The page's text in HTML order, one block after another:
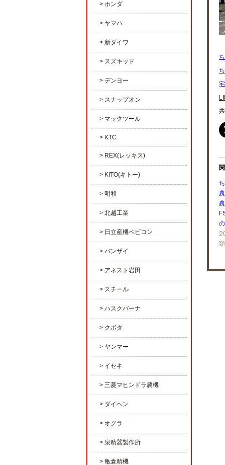
ホンダ
ヤマハ
新ダイワ
スズキッド
デンヨー
スナップオン
マックツール
KTC
REX(レッキス)
KITO(キトー)
明和
北越工業
日立産機ベビコン
バンザイ
アネスト岩田
スチール
ハスクバーナ
クボタ
ヤンマー
イセキ
三菱マヒンドラ農機
ダイヘン
オグラ
泉精器製作所
亀倉精機